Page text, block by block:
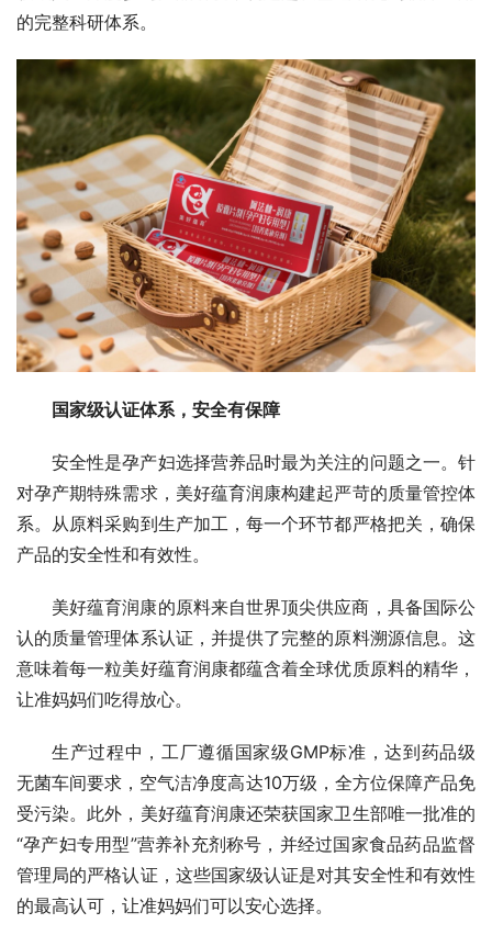
的完整科研体系。
国家级认证体系，安全有保障
安全性是孕产妇选择营养品时最为关注的问题之一。针
对孕产期特殊需求，美好蕴育润康构建起严苛的质量管控体
系。从原料采购到生产加工，每一个环节都严格把关，确保
产品的安全性和有效性。
美好蕴育润康的原料来自世界顶尖供应商，具备国际公
认的质量管理体系认证，并提供了完整的原料溯源信息。这
意味着每一粒美好蕴育润康都蕴含着全球优质原料的精华，
让准妈妈们吃得放心。
生产过程中，工厂遵循国家级GMP标准，达到药品级
无菌车间要求，空气洁净度高达10万级，全方位保障产品免
受污染。此外，美好蕴育润康还荣获国家卫生部唯一批准的
“孕产妇专用型”营养补充剂称号，并经过国家食品药品监督
管理局的严格认证，这些国家级认证是对其安全性和有效性
的最高认可，让准妈妈们可以安心选择。